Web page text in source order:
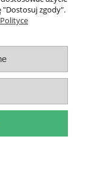
"Dostosuj zgody".